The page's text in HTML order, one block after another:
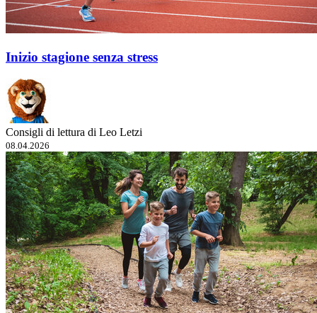
Inizio stagione senza stress
Consigli di lettura di Leo Letzi
08.04.2026